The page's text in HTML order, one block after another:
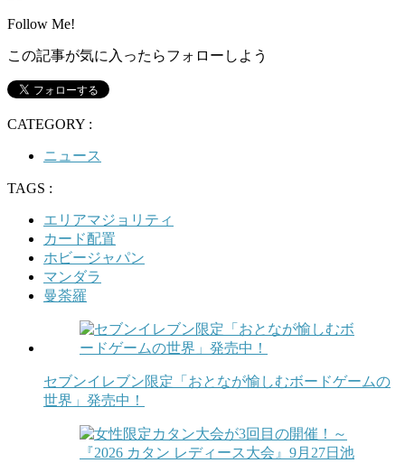
Follow Me!
この記事が気に入ったらフォローしよう
CATEGORY :
ニュース
TAGS :
エリアマジョリティ
カード配置
ホビージャパン
マンダラ
曼荼羅
セブンイレブン限定「おとなが愉しむボードゲームの
世界」発売中！